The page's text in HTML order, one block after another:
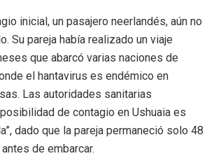
inicial, un pasajero neerlandés, aún no
Su pareja había realizado un viaje
que abarcó varias naciones de
el hantavirus es endémico en
Las autoridades sanitarias
de contagio en Ushuaia es
dado que la pareja permaneció solo 48
de embarcar.